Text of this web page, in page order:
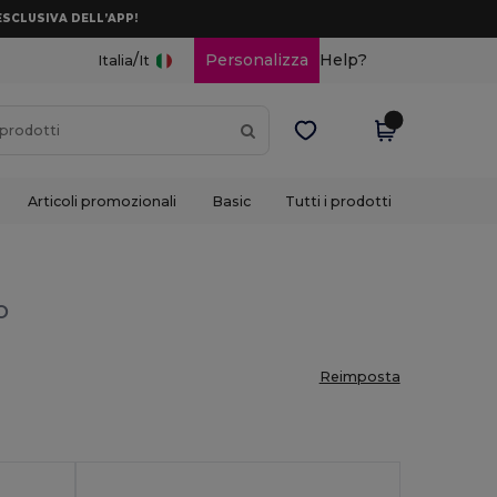
DELL’APP!
Italia/It Personalizza Help?
Articoli promozionali Basic Tutti i prodotti
Reimposta